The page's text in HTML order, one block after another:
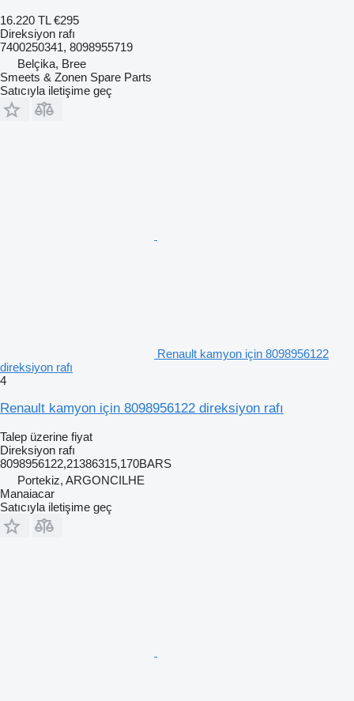
16.220 TL €295
Direksiyon rafı
7400250341, 8098955719
Belçika, Bree
Smeets & Zonen Spare Parts
Satıcıyla iletişime geç
Renault kamyon için 8098956122
direksiyon rafı
4
Renault kamyon için 8098956122 direksiyon rafı
Talep üzerine fiyat
Direksiyon rafı
8098956122,21386315,170BARS
Portekiz, ARGONCILHE
Manaiacar
Satıcıyla iletişime geç